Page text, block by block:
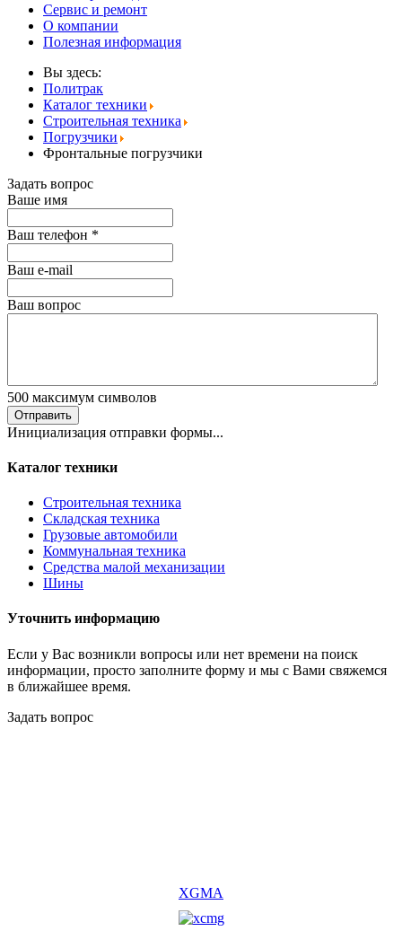
Сервис и ремонт
О компании
Полезная информация
Вы здесь:
Политрак
Каталог техники
Строительная техника
Погрузчики
Фронтальные погрузчики
Задать вопрос
Ваше имя
Ваш телефон *
Ваш е-mail
Ваш вопрос
500 максимум символов
Отправить
Инициализация отправки формы...
Каталог техники
Строительная техника
Складская техника
Грузовые автомобили
Коммунальная техника
Средства малой механизации
Шины
Уточнить информацию
Если у Вас возникли вопросы или нет времени на поиск
информации, просто заполните форму и мы с Вами свяжемся
в ближайшее время.
Задать вопрос
XGMA